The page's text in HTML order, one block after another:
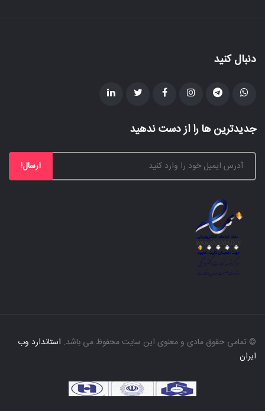
دنبال کنید
جدیدترین ها را از دست ندهید
ارسال!
© تمامی حقوق مادی و معنوی این سایت محفوظ می باشد. استاندارد وب
ایران